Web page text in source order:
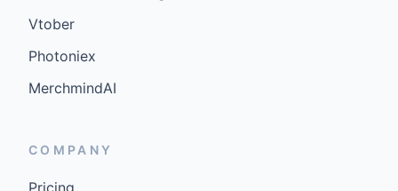
Vtober
Photoniex
MerchmindAI
COMPANY
Pricing